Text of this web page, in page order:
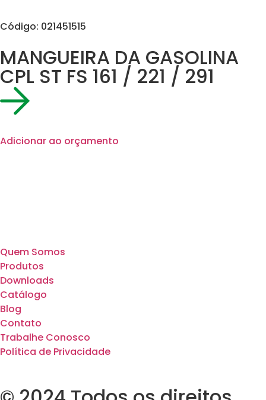
Código: 021451515
MANGUEIRA DA GASOLINA
CPL ST FS 161 / 221 / 291
Adicionar ao orçamento
Quem Somos
Produtos
Downloads
Catálogo
Blog
Contato
Trabalhe Conosco
Política de Privacidade